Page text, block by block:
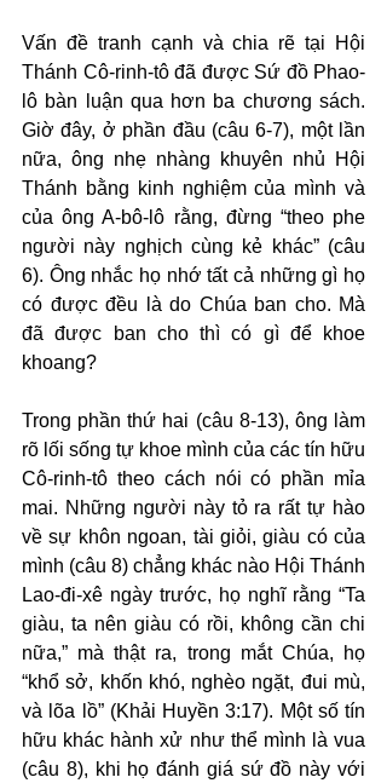
Vấn đề tranh cạnh và chia rẽ tại Hội
Thánh Cô-rinh-tô đã được Sứ đồ Phao-
lô bàn luận qua hơn ba chương sách.
Giờ đây, ở phần đầu (câu 6-7), một lần
nữa, ông nhẹ nhàng khuyên nhủ Hội
Thánh bằng kinh nghiệm của mình và
của ông A-bô-lô rằng, đừng “theo phe
người này nghịch cùng kẻ khác” (câu
6). Ông nhắc họ nhớ tất cả những gì họ
có được đều là do Chúa ban cho. Mà
đã được ban cho thì có gì để khoe
khoang?
Trong phần thứ hai (câu 8-13), ông làm
rõ lối sống tự khoe mình của các tín hữu
Cô-rinh-tô theo cách nói có phần mỉa
mai. Những người này tỏ ra rất tự hào
về sự khôn ngoan, tài giỏi, giàu có của
mình (câu 8) chẳng khác nào Hội Thánh
Lao-đi-xê ngày trước, họ nghĩ rằng “Ta
giàu, ta nên giàu có rồi, không cần chi
nữa,” mà thật ra, trong mắt Chúa, họ
“khổ sở, khốn khó, nghèo ngặt, đui mù,
và lõa lồ” (Khải Huyền 3:17). Một số tín
hữu khác hành xử như thể mình là vua
(câu 8), khi họ đánh giá sứ đồ này với